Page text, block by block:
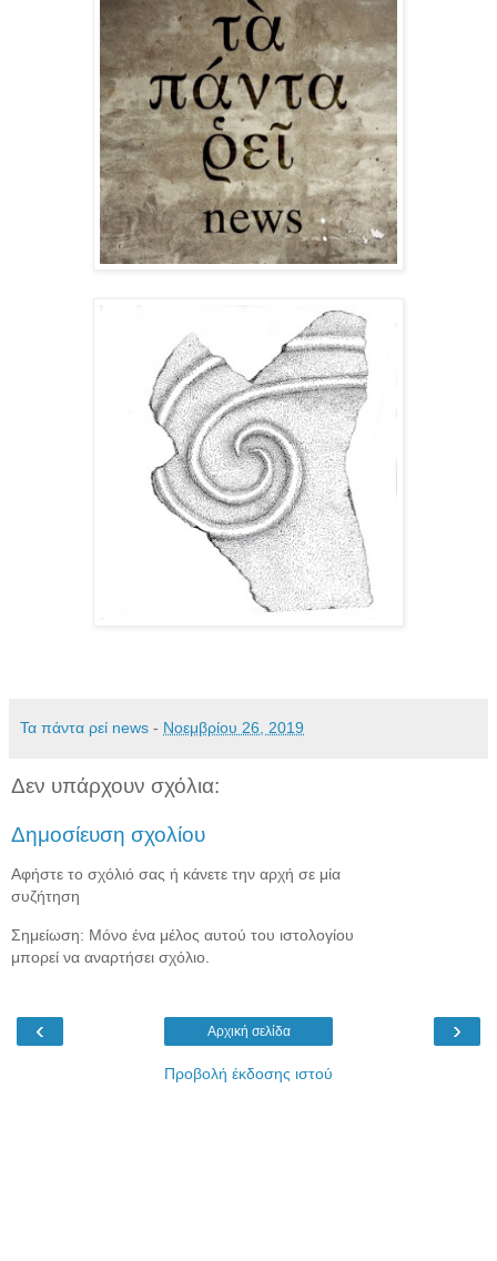
Τα πάντα ρεί news - Νοεμβρίου 26, 2019
Δεν υπάρχουν σχόλια:
Δημοσίευση σχολίου
Αφήστε το σχόλιό σας ή κάνετε την αρχή σε μία
συζήτηση
Σημείωση: Μόνο ένα μέλος αυτού του ιστολογίου
μπορεί να αναρτήσει σχόλιο.
‹ ›
Αρχική σελίδα
Προβολή έκδοσης ιστού